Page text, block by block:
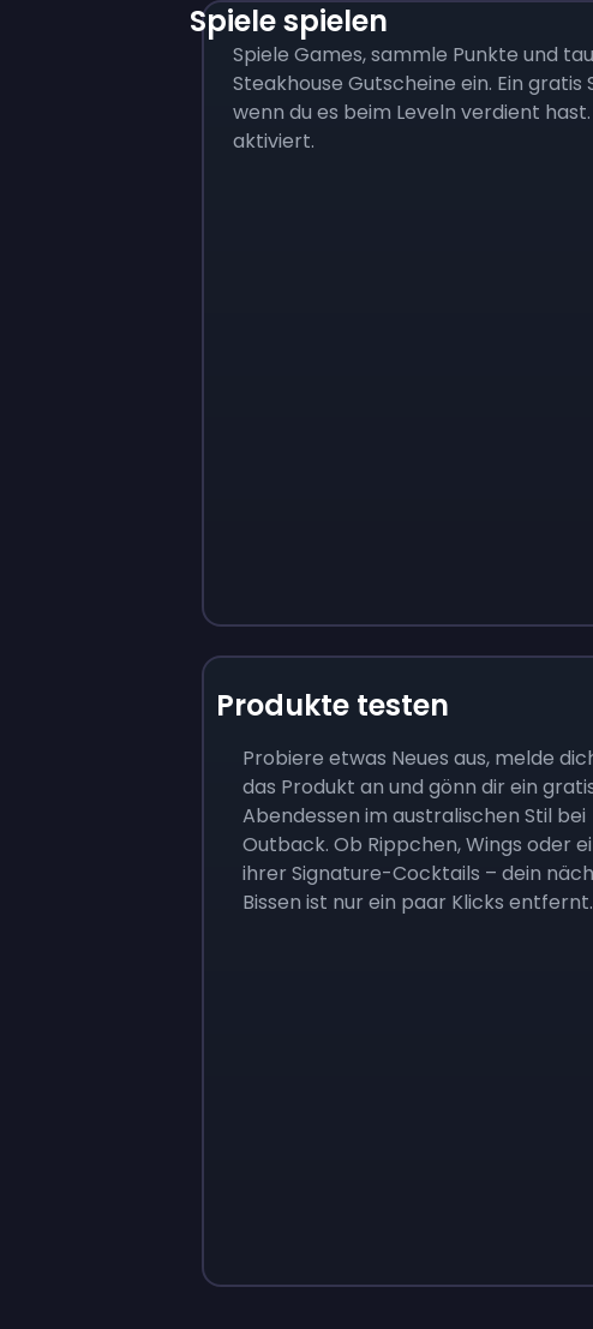
Spiele spielen
Spiele Games, sammle Punkte und
Steakhouse Gutscheine ein. Ein
wenn du es beim Leveln verdient
aktiviert.
Produkte testen
Probiere etwas Neues aus, melde
das Produkt an und gönn dir ein
Abendessen im australischen Stil bei
Outback. Ob Rippchen, Wings oder
ihrer Signature-Cocktails – dein
Bissen ist nur ein paar Klicks entfernt.